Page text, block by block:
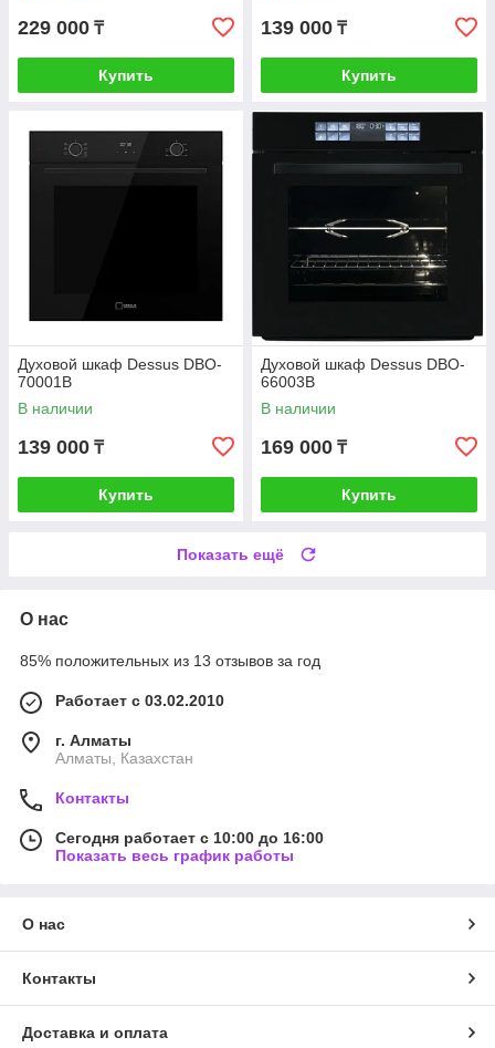
229 000 ₸
Купить
139 000 ₸
Купить
Духовой шкаф Dessus DBO-
70001B
В наличии
139 000 ₸
Купить
Духовой шкаф Dessus DBO-
66003B
В наличии
169 000 ₸
Купить
Показать ещё
О нас
85% положительных из 13 отзывов за год
Работает с 03.02.2010
г. Алматы
Алматы, Казахстан
Контакты
Сегодня работает с 10:00 до 16:00
Показать весь график работы
О нас
Контакты
Доставка и оплата